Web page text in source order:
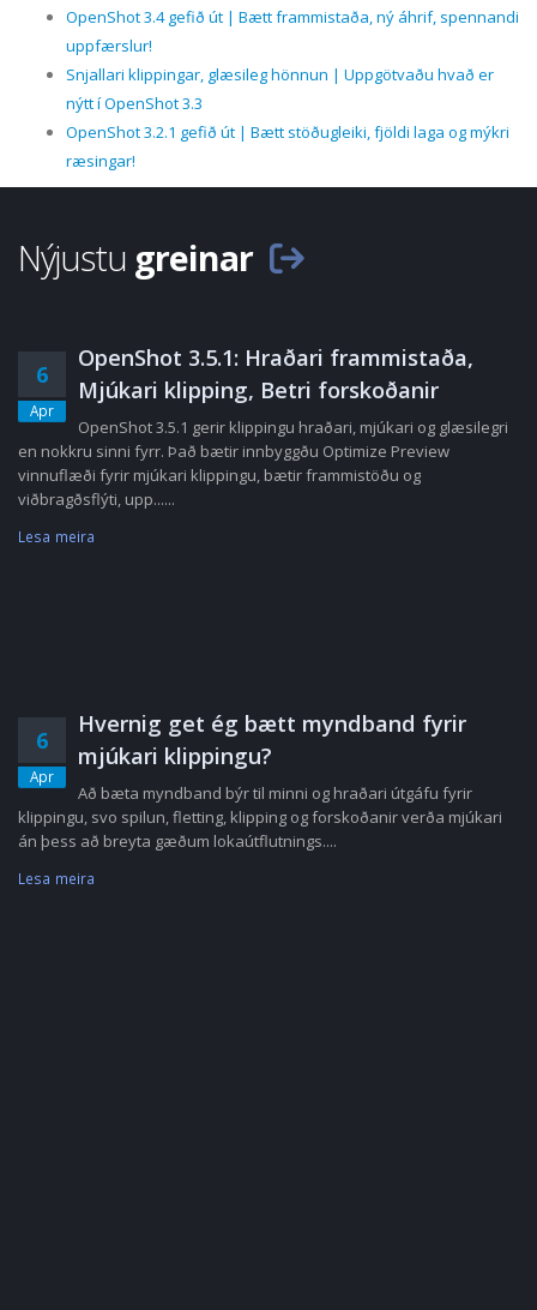
OpenShot 3.4 gefið út | Bætt frammistaða, ný áhrif, spennandi
uppfærslur!
Snjallari klippingar, glæsileg hönnun | Uppgötvaðu hvað er
nýtt í OpenShot 3.3
OpenShot 3.2.1 gefið út | Bætt stöðugleiki, fjöldi laga og mýkri
ræsingar!
Nýjustu greinar
6
Apr
OpenShot 3.5.1: Hraðari frammistaða,
Mjúkari klipping, Betri forskoðanir
OpenShot 3.5.1 gerir klippingu hraðari, mjúkari og glæsilegri
en nokkru sinni fyrr. Það bætir innbyggðu Optimize Preview
vinnuflæði fyrir mjúkari klippingu, bætir frammistöðu og
viðbragðsflýti, upp......
Lesa meira
6
Apr
Hvernig get ég bætt myndband fyrir
mjúkari klippingu?
Að bæta myndband býr til minni og hraðari útgáfu fyrir
klippingu, svo spilun, fletting, klipping og forskoðanir verða mjúkari
án þess að breyta gæðum lokaútflutnings....
Lesa meira